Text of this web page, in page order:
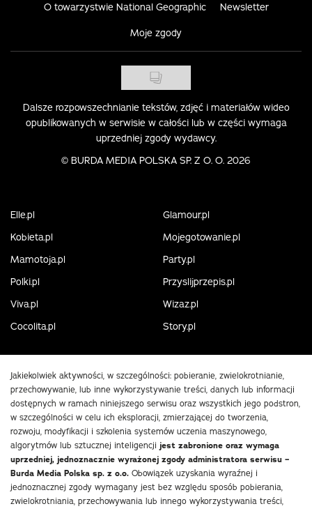
O towarzystwie National Geographic Newsletter
Moje zgody
Dalsze rozpowszechnianie tekstów, zdjęć i materiałów wideo
opublikowanych w serwisie w całości lub w części wymaga
uprzedniej zgody wydawcy.
© BURDA MEDIA POLSKA SP. Z O. O. 2026
Elle.pl
Glamour.pl
Kobieta.pl
Mojegotowanie.pl
Mamotoja.pl
Party.pl
Polki.pl
Przyslijprzepis.pl
Viva.pl
Wizaz.pl
Cocolita.pl
Story.pl
Jakiekolwiek aktywności, w szczególności: pobieranie, zwielokrotnianie,
przechowywanie, lub inne wykorzystywanie treści, danych lub informacji
dostępnych w ramach niniejszego serwisu oraz wszystkich jego podstron,
w szczególności w celu ich eksploracji, zmierzającej do tworzenia,
rozwoju, modyfikacji i szkolenia systemów uczenia maszynowego,
algorytmów lub sztucznej inteligencji jest zabronione oraz wymaga
uprzedniej, jednoznacznie wyrażonej zgody administratora serwisu –
Burda Media Polska sp. z o.o. Obowiązek uzyskania wyraźnej i
jednoznacznej zgody wymagany jest bez względu sposób pobierania,
zwielokrotniania, przechowywania lub innego wykorzystywania treści,